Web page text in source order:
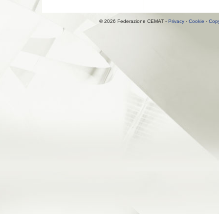
© 2026 Federazione CEMAT - Privacy - Cookie -